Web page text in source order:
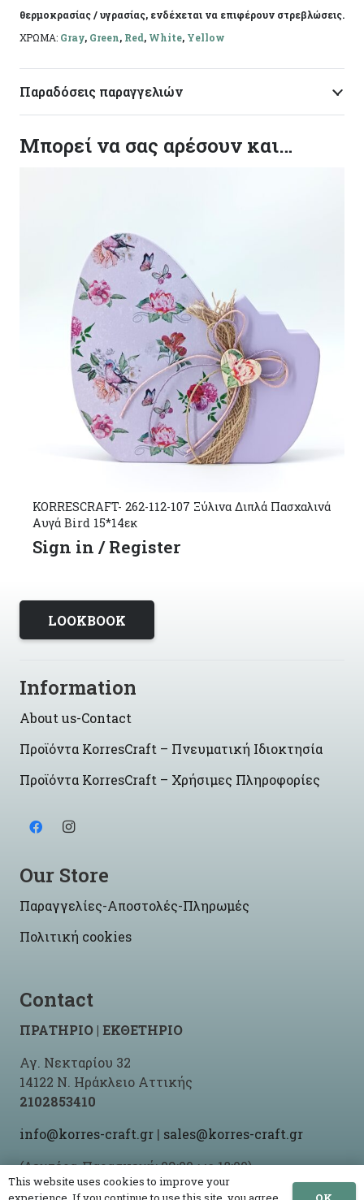
θερμοκρασίας / υγρασίας, ενδέχεται να επιφέρουν στρεβλώσεις.
ΧΡΩΜΑ: Gray, Green, Red, White, Yellow
Παραδόσεις παραγγελιών
Μπορεί να σας αρέσουν και…
KORRESCRAFT- 262-112-107 Ξύλινα Διπλά Πασχαλινά
Αυγά Bird 15*14εκ
Sign in / Register
LOOKBOOK
Information
About us-Contact
Προϊόντα KorresCraft – Πνευματική Ιδιοκτησία
Προϊόντα KorresCraft – Χρήσιμες Πληροφορίες
Our Store
Παραγγελίες-Αποστολές-Πληρωμές
Πολιτική cookies
Contact
ΠΡΑΤΗΡΙΟ | ΕΚΘΕΤΗΡΙΟ
Αγ. Νεκταρίου 32
14122 Ν. Ηράκλειο Αττικής
2102853410
info@korres-craft.gr | sales@korres-craft.gr
(Δευτέρα-Παρασκευή: 09:00 ως 18:00)
This website uses cookies to improve your